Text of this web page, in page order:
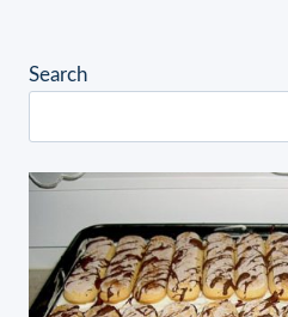
Search